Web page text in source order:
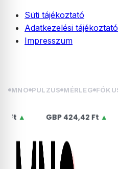
Süti tájékoztató
Adatkezelési tájékoztató
Impresszum
content
MNO PULZUS MÉRLEG
424,42 Ft▲